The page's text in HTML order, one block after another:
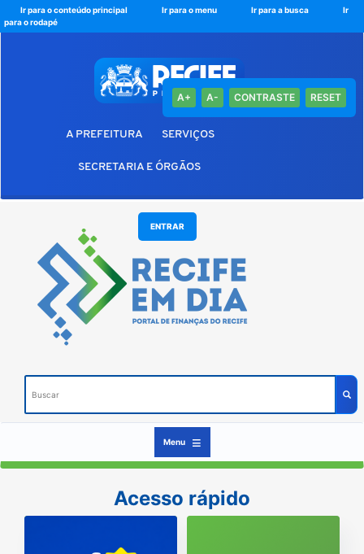
Ir para o conteúdo principal Ir para o menu Ir para a busca
Ir
para o rodapé
A+ A- CONTRASTE RESET
A PREFEITURA SERVIÇOS
SECRETARIA E ÓRGÃOS
conteúdo
principal
Buscar
ENTRAR
Menu
Acesso rápido